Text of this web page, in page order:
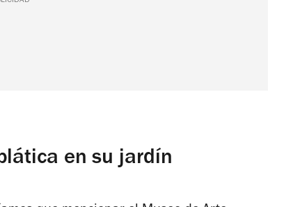
en su jardín